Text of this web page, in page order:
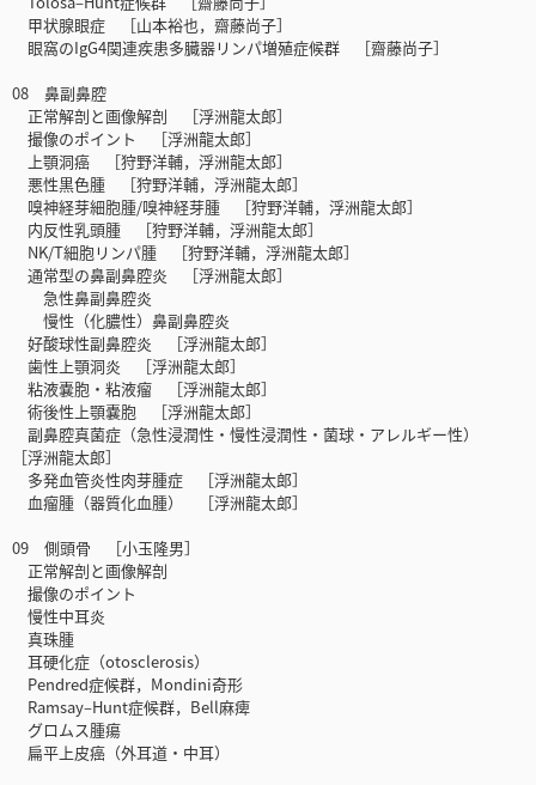
甲状腺眼症 ［山本裕也，齋藤尚子］
眼窩のIgG4関連疾患多臓器リンパ増殖症候群 ［齋藤尚子］
08 鼻副鼻腔
正常解剖と画像解剖 ［浮洲龍太郎］
撮像のポイント ［浮洲龍太郎］
上顎洞癌 ［狩野洋輔，浮洲龍太郎］
悪性黒色腫 ［狩野洋輔，浮洲龍太郎］
嗅神経芽細胞腫/嗅神経芽腫 ［狩野洋輔，浮洲龍太郎］
内反性乳頭腫 ［狩野洋輔，浮洲龍太郎］
NK/T細胞リンパ腫 ［狩野洋輔，浮洲龍太郎］
通常型の鼻副鼻腔炎 ［浮洲龍太郎］
急性鼻副鼻腔炎
慢性（化膿性）鼻副鼻腔炎
好酸球性副鼻腔炎 ［浮洲龍太郎］
歯性上顎洞炎 ［浮洲龍太郎］
粘液嚢胞・粘液瘤 ［浮洲龍太郎］
術後性上顎嚢胞 ［浮洲龍太郎］
副鼻腔真菌症（急性浸潤性・慢性浸潤性・菌球・アレルギー性）
［浮洲龍太郎］
多発血管炎性肉芽腫症 ［浮洲龍太郎］
血瘤腫（器質化血腫） ［浮洲龍太郎］
09 側頭骨 ［小玉隆男］
正常解剖と画像解剖
撮像のポイント
慢性中耳炎
真珠腫
耳硬化症（otosclerosis）
Pendred症候群，Mondini奇形
Ramsay‒Hunt症候群，Bell麻痺
グロムス腫瘍
扁平上皮癌（外耳道・中耳）